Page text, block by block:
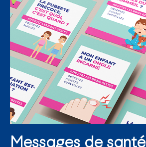
Messages de santé